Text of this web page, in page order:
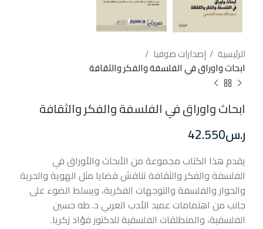
الرئيسية
إصدارات صوفيا
ابحاث واوراق في الفلسفة والفكر والثقافة
ابحاث واوراق في الفلسفة والفكر والثقافة
ر.س42.550
يقدم هذا الكتاب مجموعة من الأبحاث والأوراق في
الفلسفة والفكر والثقافة تناقش قضايا مثل الهوية والحرية
والحوار والفلسفة والتوجهات الفكرية، ويسلط الضوء على
جانب من اهتمامات عميد الأدب العربي د. طه حسين
الفلسفية، والمنطلقات الفلسفية للدكتور فؤاد زكريا.